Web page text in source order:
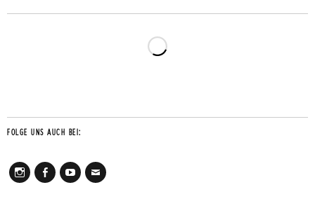
FOLGE UNS AUCH BEI: